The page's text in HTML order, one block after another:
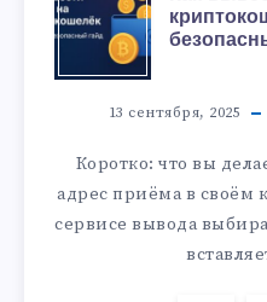
13 сентября, 2025
Коротко: что вы
адрес приёма в
сервисе вывода